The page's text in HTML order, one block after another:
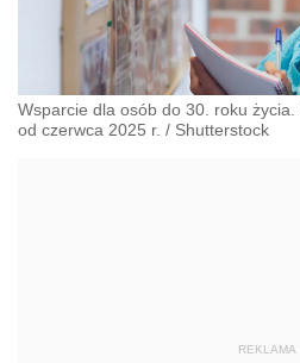
Wsparcie dla osób do 30. roku
od czerwca 2025 r. / Shutterstock